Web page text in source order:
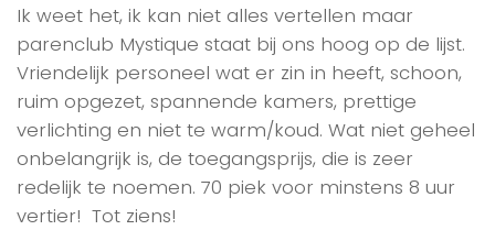
Ik weet het, ik kan niet alles vertellen maar
parenclub Mystique staat bij ons hoog op de lijst.
Vriendelijk personeel wat er zin in heeft, schoon,
ruim opgezet, spannende kamers, prettige
verlichting en niet te warm/koud. Wat niet geheel
onbelangrijk is, de toegangsprijs, die is zeer
redelijk te noemen. 70 piek voor minstens 8 uur
vertier! Tot ziens!